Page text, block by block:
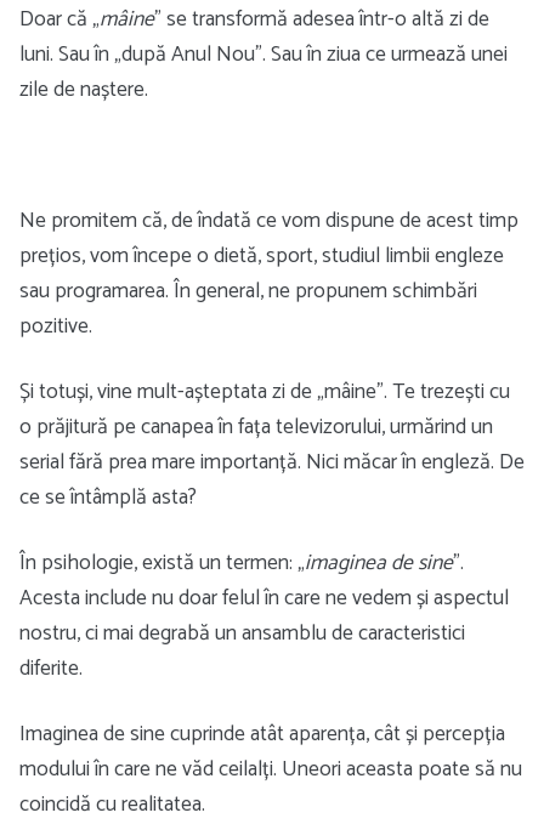
Doar că „mâine” se transformă adesea într-o altă zi de
luni. Sau în „după Anul Nou”. Sau în ziua ce urmează unei
zile de naștere.
Ne promitem că, de îndată ce vom dispune de acest timp
prețios, vom începe o dietă, sport, studiul limbii engleze
sau programarea. În general, ne propunem schimbări
pozitive.
Și totuși, vine mult-așteptata zi de „mâine”. Te trezești cu
o prăjitură pe canapea în fața televizorului, urmărind un
serial fără prea mare importanță. Nici măcar în engleză. De
ce se întâmplă asta?
În psihologie, există un termen: „imaginea de sine”.
Acesta include nu doar felul în care ne vedem și aspectul
nostru, ci mai degrabă un ansamblu de caracteristici
diferite.
Imaginea de sine cuprinde atât aparența, cât și percepția
modului în care ne văd ceilalți. Uneori aceasta poate să nu
coincidă cu realitatea.